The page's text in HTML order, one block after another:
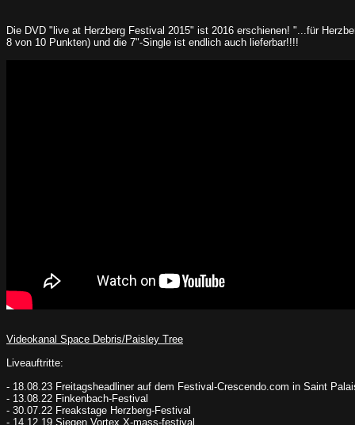
Die DVD "live at Herzberg Festival 2015" ist 2016 erschienen! "...für
8 von 10 Punkten) und die 7"-Single ist endlich auch lieferbar!!!!
Videokanal Space Debris/Paisley Tree
Liveauftritte:
- 18.08.23 Freitagsheadliner auf dem Festival-Crescendo.com in Saint
- 13.08.22 Finkenbach-Festival
- 30.07.22 Freakstage Herzberg-Festival
- 14.12.19 Siegen Vortex X-mass-festival